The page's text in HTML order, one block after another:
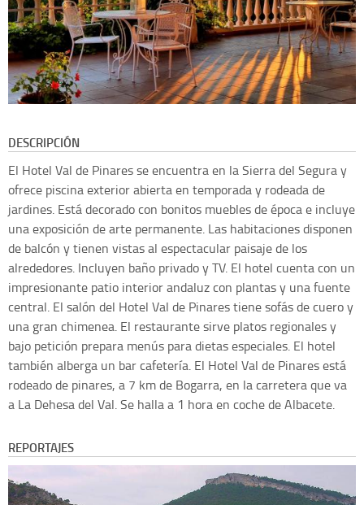
DESCRIPCIÓN
El Hotel Val de Pinares se encuentra en la Sierra del Segura y
ofrece piscina exterior abierta en temporada y rodeada de
jardines. Está decorado con bonitos muebles de época e incluye
una exposición de arte permanente. Las habitaciones disponen
de balcón y tienen vistas al espectacular paisaje de los
alrededores. Incluyen baño privado y TV. El hotel cuenta con un
impresionante patio interior andaluz con plantas y una fuente
central. El salón del Hotel Val de Pinares tiene sofás de cuero y
una gran chimenea. El restaurante sirve platos regionales y
bajo petición prepara menús para dietas especiales. El hotel
también alberga un bar cafetería. El Hotel Val de Pinares está
rodeado de pinares, a 7 km de Bogarra, en la carretera que va
a La Dehesa del Val. Se halla a 1 hora en coche de Albacete.
REPORTAJES